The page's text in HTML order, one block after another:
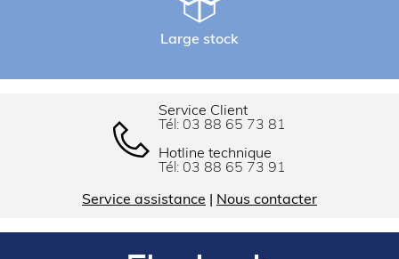
Large stock
Service Client
Tél: 03 88 65 73 81
Hotline technique
Tél: 03 88 65 73 91
Service assistance Nous contacter